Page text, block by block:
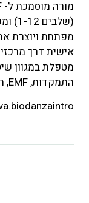
(שלבים 1-12) ומכשירה מטפלים בשיטה.
מפתחת ויוצרת
אישית דרך
מטפלת במגוון
התמקדות, EMF, תטא היליניג ועוד.